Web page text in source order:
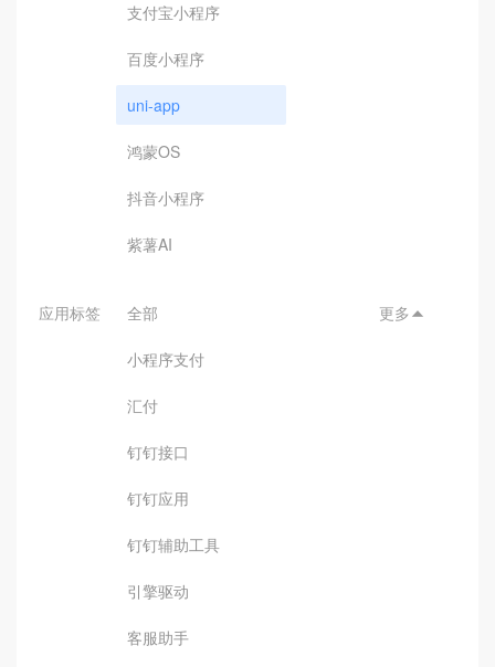
支付宝小程序
百度小程序
uni-app
鸿蒙OS
抖音小程序
紫薯AI
应用标签 全部
小程序支付
汇付
钉钉接口
钉钉应用
钉钉辅助工具
引擎驱动
客服助手
更多 